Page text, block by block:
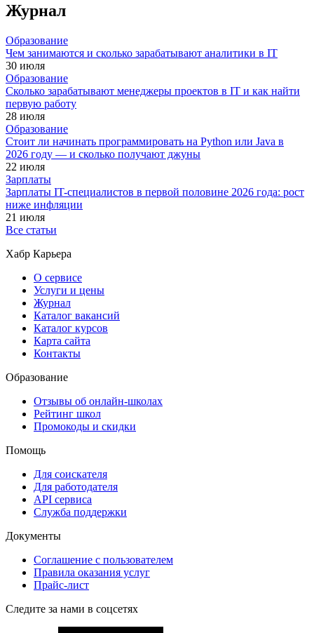
Журнал
Образование
Чем занимаются и сколько зарабатывают аналитики в IT
30 июля
Образование
Сколько зарабатывают менеджеры проектов в IT и как найти
первую работу
28 июля
Образование
Стоит ли начинать программировать на Python или Java в
2026 году — и сколько получают джуны
22 июля
Зарплаты
Зарплаты IT-специалистов в первой половине 2026 года: рост
ниже инфляции
21 июля
Все статьи
Хабр Карьера
О сервисе
Услуги и цены
Журнал
Каталог вакансий
Каталог курсов
Карта сайта
Контакты
Образование
Отзывы об онлайн-школах
Рейтинг школ
Промокоды и скидки
Помощь
Для соискателя
Для работодателя
API сервиса
Служба поддержки
Документы
Соглашение с пользователем
Правила оказания услуг
Прайс-лист
Следите за нами в соцсетях